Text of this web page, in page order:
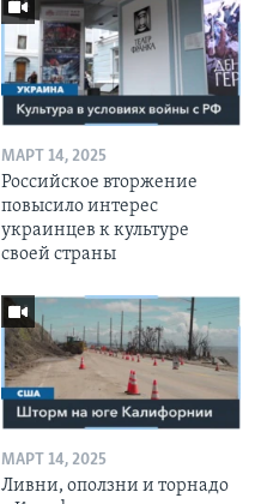
МАРТ 14, 2025
Российское вторжение
повысило интерес
украинцев к культуре
своей страны
МАРТ 14, 2025
Ливни, оползни и торнадо